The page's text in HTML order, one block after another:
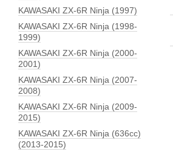
KAWASAKI ZX-6R Ninja (1997)
KAWASAKI ZX-6R Ninja (1998-
1999)
KAWASAKI ZX-6R Ninja (2000-
2001)
KAWASAKI ZX-6R Ninja (2007-
2008)
KAWASAKI ZX-6R Ninja (2009-
2015)
KAWASAKI ZX-6R Ninja (636сс)
(2013-2015)